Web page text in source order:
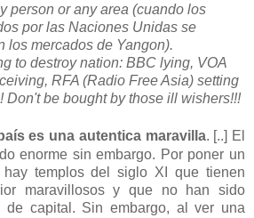
person or any area (cuando los
por las Naciones Unidas se
los mercados de Yangon).
to destroy nation: BBC lying, VOA
RFA (Radio Free Asia) setting
Don't be bought by those ill wishers!!!
es una autentica maravilla. [..] El
enorme sin embargo. Por poner un
hay templos del siglo XI que tienen
maravillosos y que no han sido
de capital. Sin embargo, al ver una